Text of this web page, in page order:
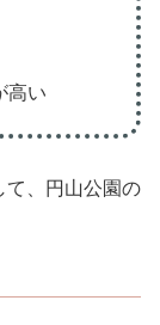
高い
て、円山公園の